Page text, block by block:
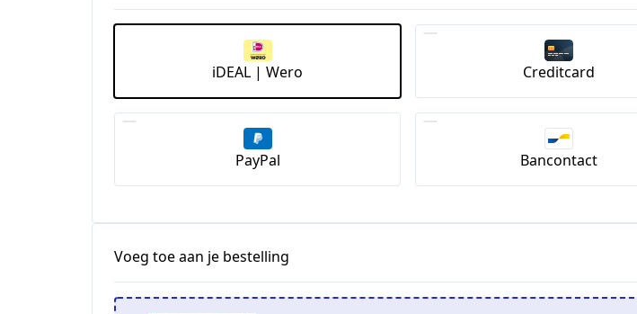
iDEAL | Wero Creditcard
PayPal Bancontact
Voeg toe aan je bestelling